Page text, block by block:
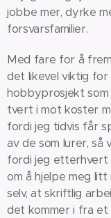
jobbe mer, dyrke
forsvarsfamilier.
Med fare for å
det likevel viktig for
hobbyprosjekt som
tvert i mot koster
fordi jeg tidvis får
av de som lurer, så
fordi jeg etterhvert
om å hjelpe meg
selv, at skriftlig
det kommer i fra et